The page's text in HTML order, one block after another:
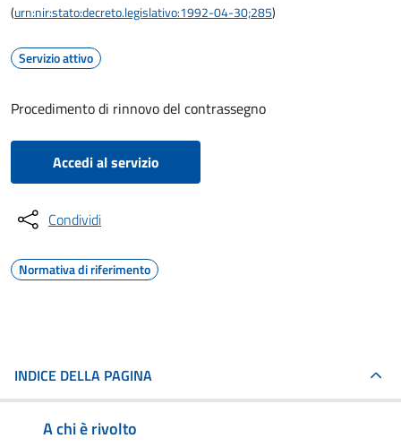
(urn:nir:stato:decreto.legislativo:1992-04-30;285)
Servizio attivo
Procedimento di rinnovo del contrassegno
Accedi al servizio
Condividi
Normativa di riferimento
INDICE DELLA PAGINA
A chi è rivolto